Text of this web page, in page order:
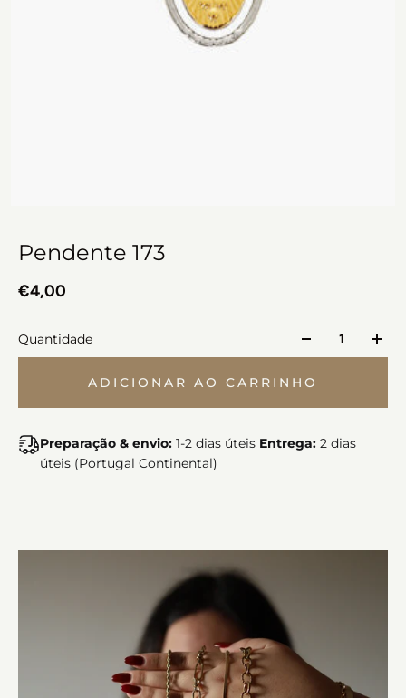
Pendente 173
€4,00
Quantidade
ADICIONAR AO CARRINHO
Preparação & envio: 1-2 dias úteis Entrega: 2 dias
úteis (Portugal Continental)